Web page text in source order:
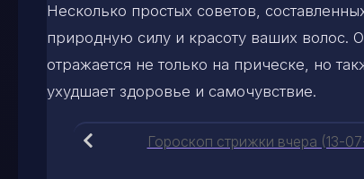
Несколько простых советов,
природную силу и красоту ваших волос.
отражается не только на прическе, но
ухудшает здоровье и самочувствие.
Гороскоп стрижки вчера (13-